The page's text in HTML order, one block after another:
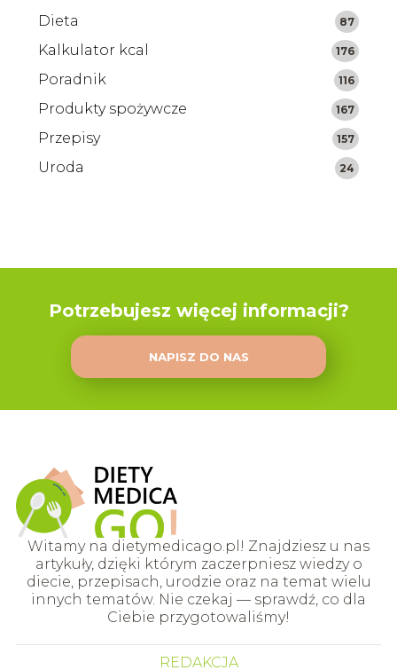
Dieta 87
Kalkulator kcal 176
Poradnik 116
Produkty spożywcze 167
Przepisy 157
Uroda 24
Potrzebujesz więcej informacji?
NAPISZ DO NAS
Witamy na dietymedicago.pl! Znajdziesz u nas
artykuły, dzięki którym zaczerpniesz wiedzy o
diecie, przepisach, urodzie oraz na temat wielu
innych tematów. Nie czekaj — sprawdź, co dla
Ciebie przygotowaliśmy!
REDAKCJA